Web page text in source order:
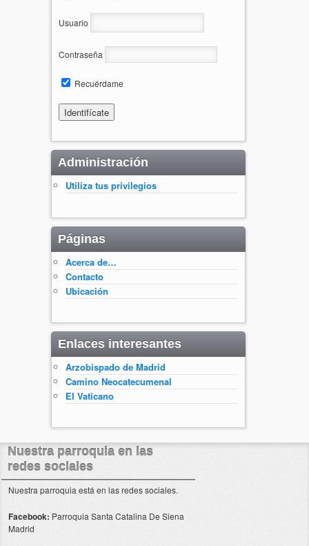
Usuario
Contraseña
Recuérdame
Administración
Utiliza tus privilegios
Páginas
Acerca de…
Contacto
Ubicación
Enlaces interesantes
Arzobispado de Madrid
Camino Neocatecumenal
El Vaticano
Nuestra parroquia en las
redes sociales
Nuestra parroquia está en las redes sociales.
Facebook: Parroquia Santa Catalina De Siena
Madrid